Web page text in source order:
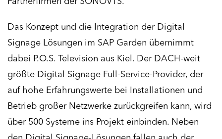
Das Konzept und die Integration der Digital
Signage Lösungen im SAP Garden übernimmt
dabei P.O.S. Television aus Kiel. Der DACH-weit
größte Digital Signage Full-Service-Provider, der
auf hohe Erfahrungswerte bei Installationen und
Betrieb großer Netzwerke zurückgreifen kann, wird
über 500 Systeme ins Projekt einbinden. Neben